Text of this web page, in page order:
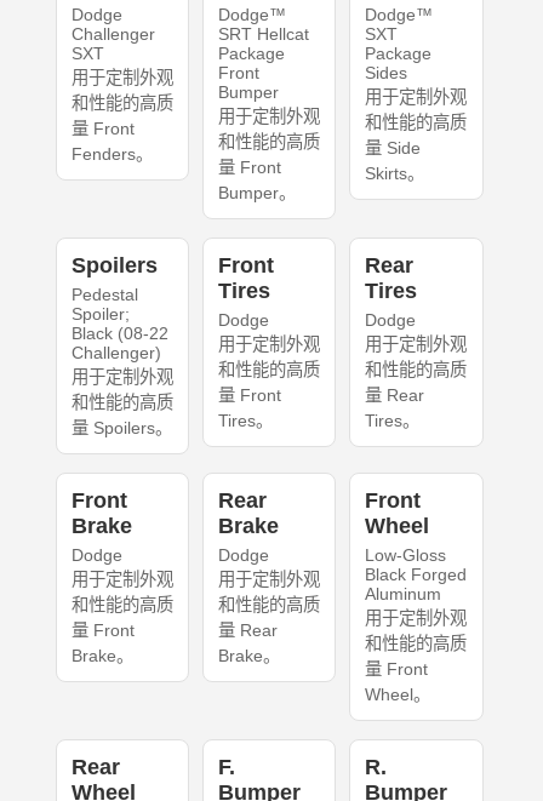
Dodge
Challenger
SXT
用于定制外观
和性能的高质
量 Front
Fenders。
Dodge™
SRT Hellcat
Package
Front
Bumper
用于定制外观
和性能的高质
量 Front
Bumper。
Dodge™
SXT
Package
Sides
用于定制外观
和性能的高质
量 Side
Skirts。
Spoilers
Pedestal
Spoiler;
Black (08-22
Challenger)
用于定制外观
和性能的高质
量 Spoilers。
Front
Tires
Dodge
用于定制外观
和性能的高质
量 Front
Tires。
Rear
Tires
Dodge
用于定制外观
和性能的高质
量 Rear
Tires。
Front
Brake
Dodge
用于定制外观
和性能的高质
量 Front
Brake。
Rear
Brake
Dodge
用于定制外观
和性能的高质
量 Rear
Brake。
Front
Wheel
Low-Gloss
Black Forged
Aluminum
用于定制外观
和性能的高质
量 Front
Wheel。
Rear
Wheel
F.
Bumper
R.
Bumper